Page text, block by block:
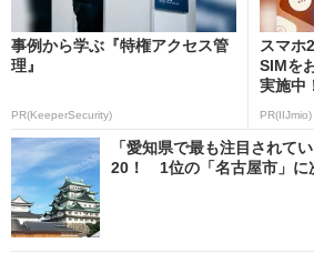
事例から学ぶ『特権アクセス管
理』
PR(KeeperSecurity)
スマホ
SIMを
実施中
PR(IIJmio)
「愛知県で最も注目されて
20！ 1位の「名古屋市」に